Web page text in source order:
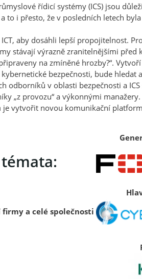
řídicí systémy (ICS) jsou
i přesto, že v posledních letech
aby dosáhli lepší propojitelnost.
stávají výrazně zranitelnějšími před
na zmíněné hrozby?“.
bezpečnosti, bude hledat
v oblasti bezpečnosti a
„z provozu“ a výkonnými
je vytvořit novou komunikační
a celé společnosti